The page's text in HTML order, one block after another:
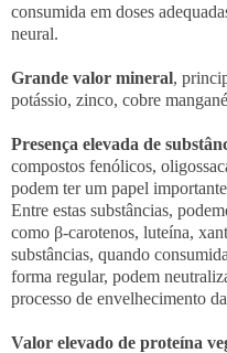
consumida em doses
neural.
Grande valor mineral,
potássio, zinco, cobre
Presença elevada de
compostos fenólicos,
podem ter um papel
Entre estas substâncias,
como β-carotenos, luteína,
substâncias, quando
forma regular, podem
processo de envelhecimento
Valor elevado de proteína